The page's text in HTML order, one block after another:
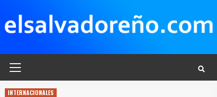
contenido
INTERNACIONALES